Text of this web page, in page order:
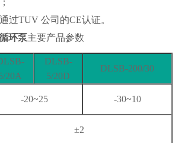
过TUV公司的CE认证。
环泵主要产品参数
20A
DLSB-
5/20D
DLSB-200/30
-20~25 -30~10
±2